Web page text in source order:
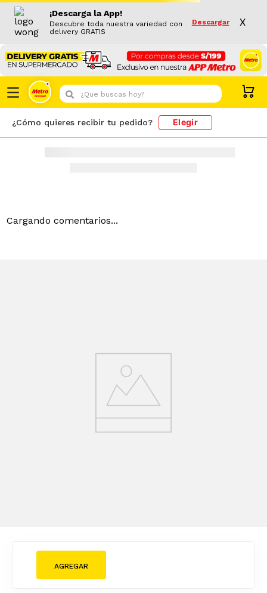
¡Descarga la App!
Descubre toda nuestra variedad con
delivery GRATIS
Descargar X
¿Que buscas hoy?
¿Cómo quieres recibir tu pedido? Elegir
Cargando comentarios...